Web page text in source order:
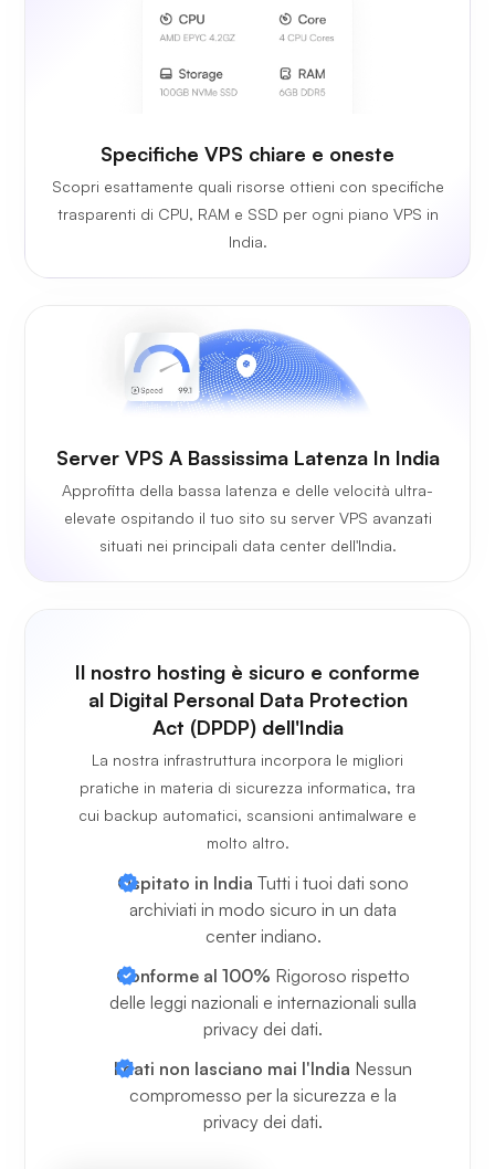
Specifiche VPS chiare e oneste
Scopri esattamente quali risorse ottieni con specifiche
trasparenti di CPU, RAM e SSD per ogni piano VPS in
India.
Server VPS A Bassissima Latenza In India
Approfitta della bassa latenza e delle velocità ultra-
elevate ospitando il tuo sito su server VPS avanzati
situati nei principali data center dell'India.
Il nostro hosting è sicuro e conforme
al Digital Personal Data Protection
Act (DPDP) dell'India
La nostra infrastruttura incorpora le migliori
pratiche in materia di sicurezza informatica, tra
cui backup automatici, scansioni antimalware e
molto altro.
Ospitato in India Tutti i tuoi dati sono
archiviati in modo sicuro in un data
center indiano.
Conforme al 100% Rigoroso rispetto
delle leggi nazionali e internazionali sulla
privacy dei dati.
I dati non lasciano mai l'India Nessun
compromesso per la sicurezza e la
privacy dei dati.